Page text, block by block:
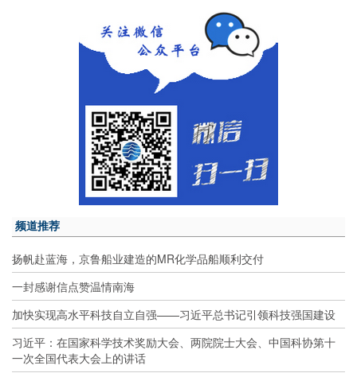
频道推荐
扬帆赴蓝海，京鲁船业建造的MR化学品船顺利交付
一封感谢信点赞温情南海
加快实现高水平科技自立自强——习近平总书记引领科技强国建设
习近平：在国家科学技术奖励大会、两院院士大会、中国科协第十
一次全国代表大会上的讲话